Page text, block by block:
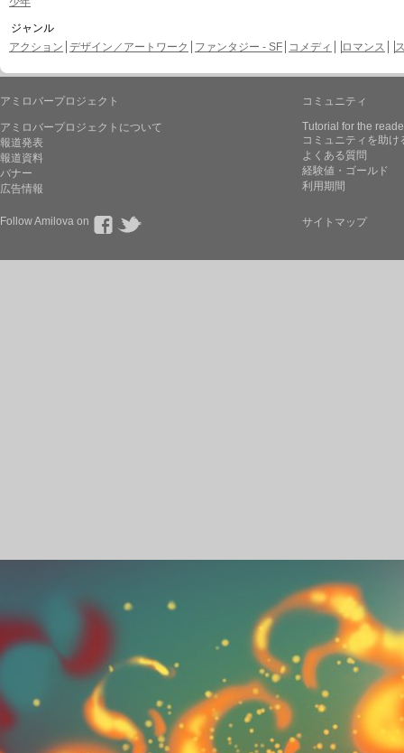
ジャンル
アクション デザイン／アートワーク ファンタジー - SF コメディ ロマンス
アミロバープロジェクト
アミロバープロジェクトについて
報道発表
報道資料
バナー
広告情報
コミュニティ
Tutorial for the
コミュニティを助け
よくある質問
経験値・ゴールド
利用期間
Follow Amilova on サイトマップ